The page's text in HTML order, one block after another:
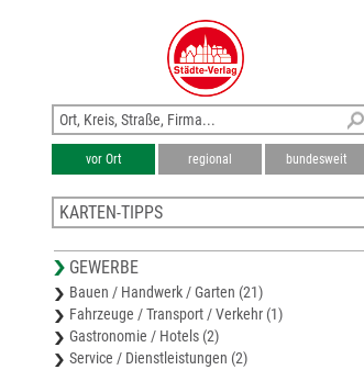
vor Ort regional bundesweit
KARTEN-TIPPS
Stadtplan Argenbühl
Stadtplan Wangen (Allgäu)
Stadtplan Isny (Allgäu)
Stadtplan Kißlegg
GEWERBE
Bauen / Handwerk / Garten (21)
Fahrzeuge / Transport / Verkehr (1)
Gastronomie / Hotels (2)
Service / Dienstleistungen (2)